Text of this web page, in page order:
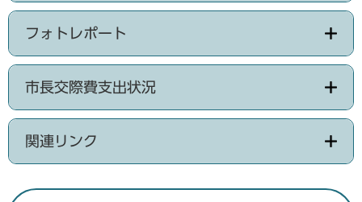
フォトレポート
市長交際費支出状況
関連リンク